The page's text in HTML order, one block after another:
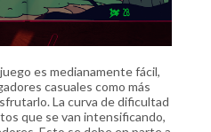
es medianamente fácil,
casuales como más
La curva de dificultad
que se van intensificando,